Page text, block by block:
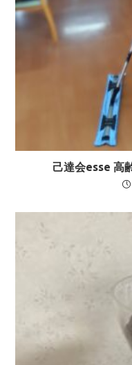
己達会esse 高